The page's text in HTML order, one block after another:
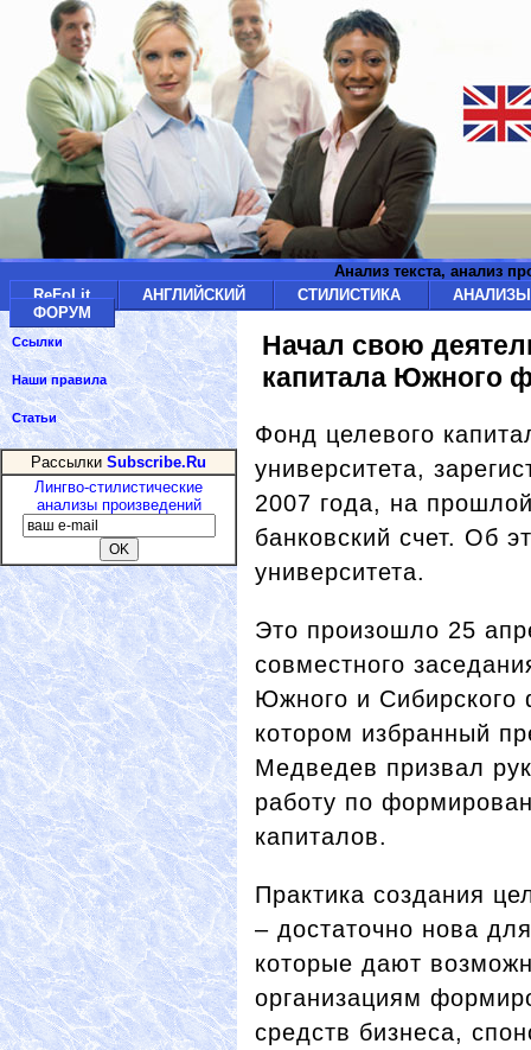
Анализ текста, анализ
ReFoLit
АНГЛИЙСКИЙ СТИЛИСТИКА
ФОРУМ
Начал свою
капитала Южного
Фонд целевого
университета,
2007 года, на
банковский счет. Об
университета.
Это произошло 25
совместного
Южного и Сибирского
котором избранный
Медведев призвал
работу по
капиталов.
Практика создания
– достаточно нова
которые дают
организациям
средств бизнеса,
Ссылки
Наши правила
Статьи
Рассылки Subscribe.Ru
Лингво-стилистические
анализы произведений